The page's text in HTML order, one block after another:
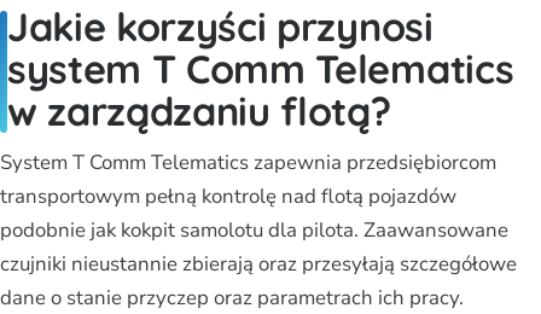
Jakie korzyści przynosi
system T Comm Telematics
w zarządzaniu flotą?
System T Comm Telematics zapewnia przedsiębiorcom
transportowym pełną kontrolę nad flotą pojazdów
podobnie jak kokpit samolotu dla pilota. Zaawansowane
czujniki nieustannie zbierają oraz przesyłają szczegółowe
dane o stanie przyczep oraz parametrach ich pracy.